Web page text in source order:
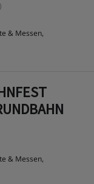
& Messen,
& Messen,